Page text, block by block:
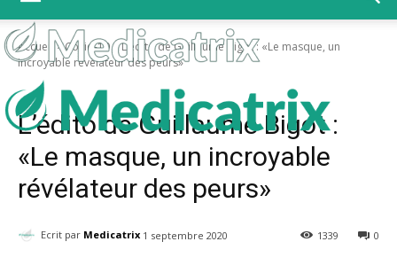
Accueil Covid-19
L’édito de Guillaume Bigot : «Le masque, un
incroyable révélateur des peurs»
Covid-19 Masques
L’édito de Guillaume Bigot :
«Le masque, un incroyable
révélateur des peurs»
Ecrit par Medicatrix 1 septembre 2020 0
1339